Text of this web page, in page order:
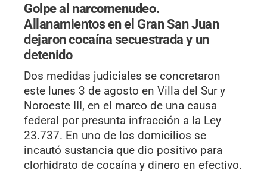
Golpe al narcomenudeo.
Allanamientos en el Gran San Juan
dejaron cocaína secuestrada y un
detenido
Dos medidas judiciales se concretaron
este lunes 3 de agosto en Villa del Sur y
Noroeste III, en el marco de una causa
federal por presunta infracción a la Ley
23.737. En uno de los domicilios se
incautó sustancia que dio positivo para
clorhidrato de cocaína y dinero en efectivo.